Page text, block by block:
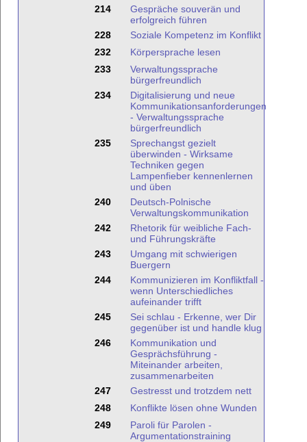
214
Gespräche souverän und
erfolgreich führen
228
Soziale Kompetenz im Konflikt
232
Körpersprache lesen
233
Verwaltungssprache
bürgerfreundlich
234
Digitalisierung und neue
Kommunikationsanforderungen
- Verwaltungssprache
bürgerfreundlich
235
Sprechangst gezielt
überwinden - Wirksame
Techniken gegen
Lampenfieber kennenlernen
und üben
240
Deutsch-Polnische
Verwaltungskommunikation
242
Rhetorik für weibliche Fach-
und Führungskräfte
243
Umgang mit schwierigen
Buergern
244
Kommunizieren im Konfliktfall -
wenn Unterschiedliches
aufeinander trifft
245
Sei schlau - Erkenne, wer Dir
gegenüber ist und handle klug
246
Kommunikation und
Gesprächsführung -
Miteinander arbeiten,
zusammenarbeiten
247
Gestresst und trotzdem nett
248
Konflikte lösen ohne Wunden
249
Paroli für Parolen -
Argumentationstraining